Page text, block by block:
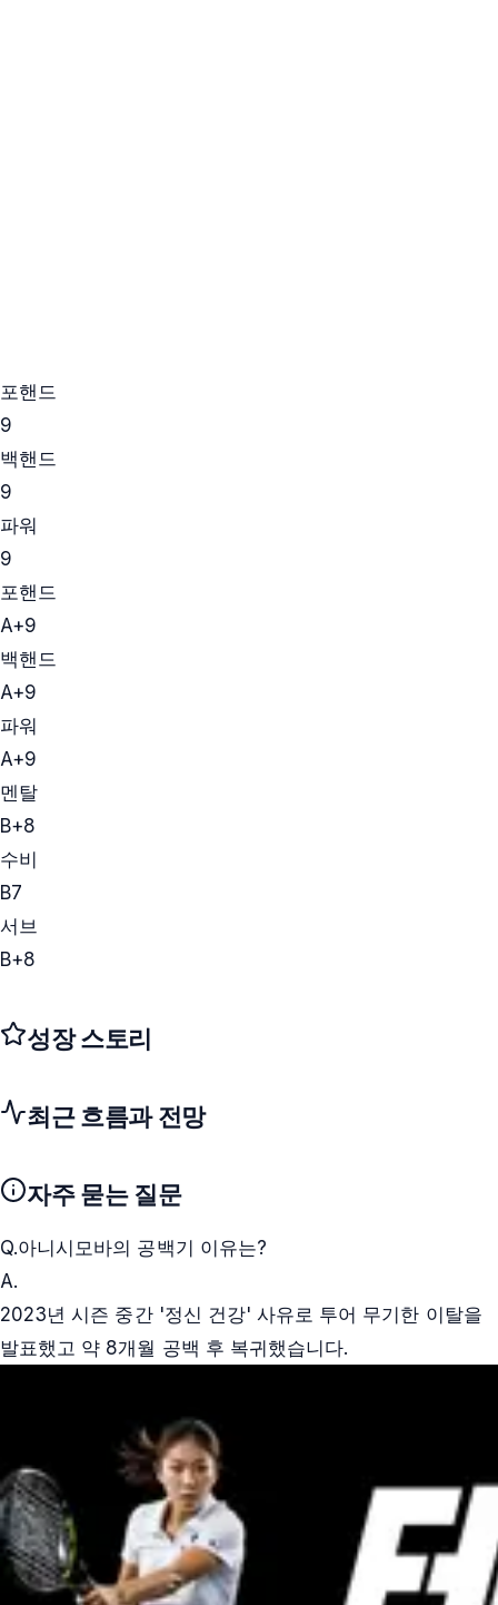
포핸드
9
백핸드
9
파워
9
포핸드
A+9
백핸드
A+9
파워
A+9
멘탈
B+8
수비
B7
서브
B+8
성장 스토리
최근 흐름과 전망
자주 묻는 질문
Q.아니시모바의 공백기 이유는?
A.
2023년 시즌 중간 '정신 건강' 사유로 투어 무기한 이탈을
발표했고 약 8개월 공백 후 복귀했습니다.